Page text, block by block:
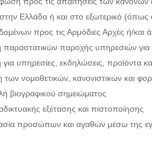
Ελλάδα ή και στο εξωτερικό (όπως
προς τις Αρμόδιες Αρχές ή/και
παραστατικών παροχής υπηρεσιών
για υπηρεσίες, εκδηλώσεις, προϊόντα
των νομοθετικών, κανονιστικών και
βιογραφικού σημειώματος
εξέτασης και πιστοποίησης
προσώπων και αγαθών μέσω της